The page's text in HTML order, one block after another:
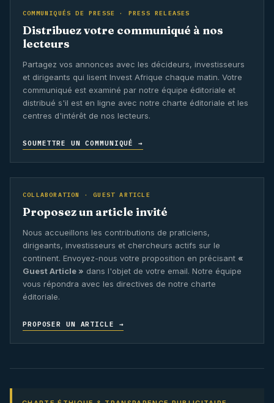
COMMUNIQUÉS DE PRESSE · PRESS RELEASES
Distribuez votre communiqué à nos
lecteurs
Partagez vos annonces avec les décideurs, investisseurs
et dirigeants qui lisent Invest Afrique chaque matin. Votre
communiqué est examiné par notre équipe éditoriale et
distribué s'il est en ligne avec notre charte éditoriale et les
centres d'intérêt de nos lecteurs.
SOUMETTRE UN COMMUNIQUÉ →
COLLABORATION · GUEST ARTICLE
Proposez un article invité
Nous accueillons les contributions de praticiens,
dirigeants, investisseurs et chercheurs actifs sur le
continent. Envoyez-nous votre proposition en précisant «
Guest Article » dans l'objet de votre email. Notre équipe
vous répondra avec les directives de notre charte
éditoriale.
PROPOSER UN ARTICLE →